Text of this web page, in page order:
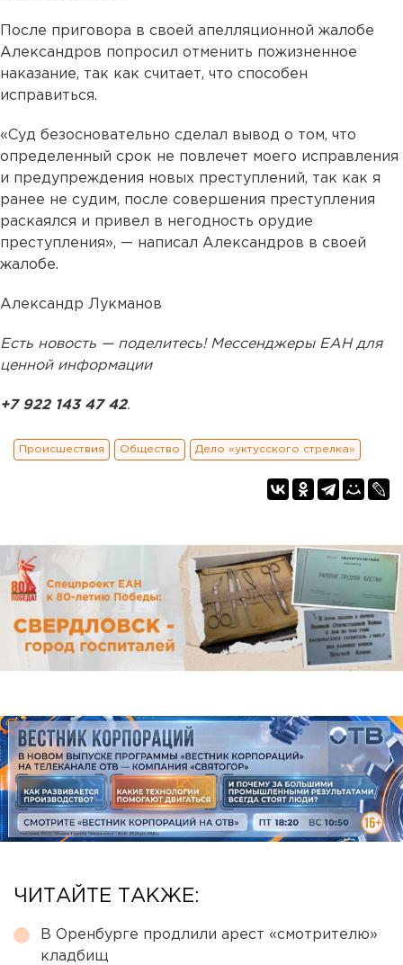
После приговора в своей апелляционной жалобе
Александров попросил отменить пожизненное
наказание, так как считает, что способен
исправиться.
«Суд безосновательно сделал вывод о том, что
определенный срок не повлечет моего исправления
и предупреждения новых преступлений, так как я
ранее не судим, после совершения преступления
раскаялся и привел в негодность орудие
преступления», — написал Александров в своей
жалобе.
Александр Лукманов
Есть новость — поделитесь! Мессенджеры ЕАН для
ценной информации
+7 922 143 47 42.
Происшествия Общество Дело «уктусского стрелка»
ЧИТАЙТЕ ТАКЖЕ:
В Оренбурге продлили арест «смотрителю»
кладбищ